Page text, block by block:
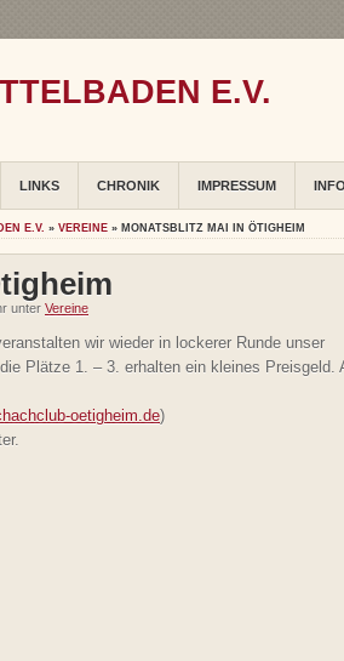
E.V.
LINKS CHRONIK IMPRESSUM INFO
E.V. » VEREINE » MONATSBLITZ MAI IN ÖTIGHEIM
unter Vereine
wir wieder in lockerer Runde unser
Plätze 1. – 3. erhalten ein kleines Preisgeld.
oetigheim.de)